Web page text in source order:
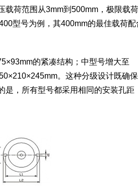
载荷范围从3mm到500mm，极限载
型号为例，其400mm的最佳载荷配
的紧凑结构；中型号增大至
。这种分级设计既确
是，所有型号都采用相同的安装孔距